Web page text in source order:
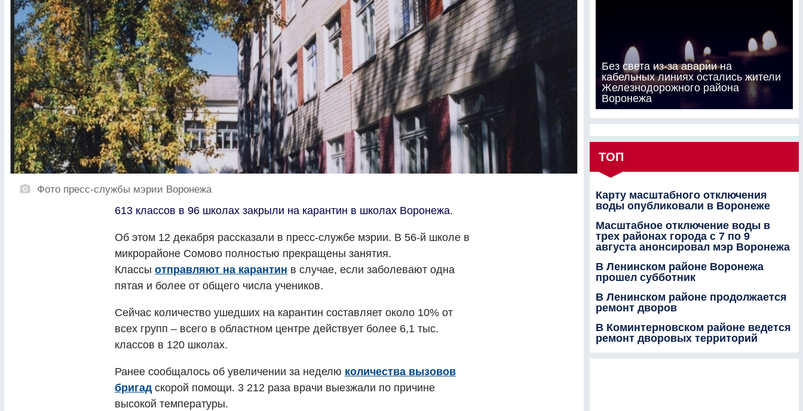
Фото пресс-службы мэрии Воронежа
613 классов в 96 школах закрыли на карантин в школах Воронежа.
Об этом 12 декабря рассказали в пресс-службе мэрии. В 56-й школе в
микрорайоне Сомово полностью прекращены занятия.
Классы отправляют на карантин в случае, если заболевают одна
пятая и более от общего числа учеников.
Сейчас количество ушедших на карантин составляет около 10% от
всех групп – всего в областном центре действует более 6,1 тыс.
классов в 120 школах.
Ранее сообщалось об увеличении за неделю количества вызовов
бригадскорой помощи. 3 212 раза врачи выезжали по причине
высокой температуры.
Без света из-за аварии на
кабельных линиях остались жители
Железнодорожного района
Воронежа
ТОП
Карту масштабного отключения
воды опубликовали в Воронеже
Масштабное отключение воды в
трех районах города с 7 по 9
августа анонсировал мэр Воронежа
В Ленинском районе Воронежа
прошел субботник
В Ленинском районе продолжается
ремонт дворов
В Коминтерновском районе ведется
ремонт дворовых территорий